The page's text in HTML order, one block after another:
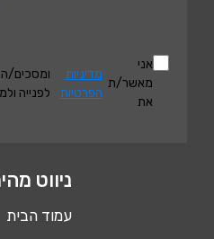
אני
מאשר/ת
את
מדיניות
הפרטיות
ומסכים/
לפנייה
ניווט
עמוד הבית